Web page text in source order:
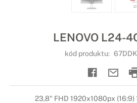
LENOVO L24-
kód produktu:
23,8" FHD 1920x1080px (16:9)